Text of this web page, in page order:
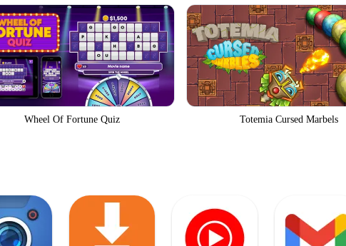
Wheel Of Fortune Quiz Totemia Cursed Marbels